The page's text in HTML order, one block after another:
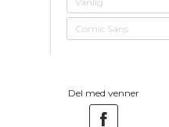
Del med venner